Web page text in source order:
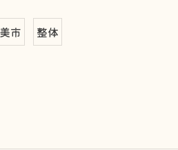
市 整体